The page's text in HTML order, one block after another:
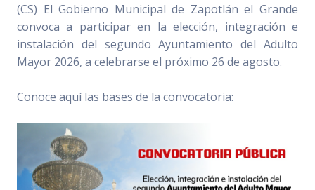
(CS) El Gobierno Municipal de Zapotlán el Grande
convoca a participar en la elección, integración e
instalación del segundo Ayuntamiento del Adulto
Mayor 2026, a celebrarse el próximo 26 de agosto.
Conoce aquí las bases de la convocatoria: